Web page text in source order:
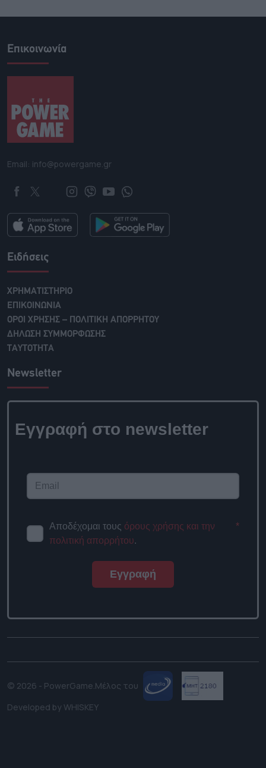
Επικοινωνία
Email: info@powergame.gr
Ειδήσεις
ΧΡΗΜΑΤΙΣΤΗΡΙΟ
ΕΠΙΚΟΙΝΩΝΙΑ
ΟΡΟΙ ΧΡΗΣΗΣ – ΠΟΛΙΤΙΚΗ ΑΠΟΡΡΗΤΟΥ
ΔΗΛΩΣΗ ΣΥΜΜΟΡΦΩΣΗΣ
ΤΑΥΤΟΤΗΤΑ
Newsletter
Εγγραφή στο newsletter
Αποδέχομαι τους όρους χρήσης και την
πολιτική απορρήτου.
*
Εγγραφή
© 2026 - PowerGame.Μέλος του
Developed by WHISKEY